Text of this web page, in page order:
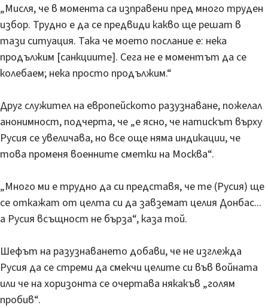
„Мисля, че в момента са изправени пред много труден
избор. Трудно е да се предвиди какво ще решат в
тази ситуация. Така че моето послание е: нека
продължим [санкциите]. Сега не е моментът да се
колебаем; нека просто продължим.“
Друг служител на европейското разузнаване, пожелал
анонимност, подчерта, че „е ясно, че натискът върху
Русия се увеличава, но все още няма индикации, че
това променя военните сметки на Москва“.
„Много ми е трудно да си представя, че те (Русия) ще
се откажат от целта си да завземат целия Донбас...
а Русия всъщност не бърза“, каза той.
Шефът на разузнаването добави, че не изглежда
Русия да се стреми да смекчи целите си във войната
или че на хоризонта се очертава някакъв „голям
пробив“.